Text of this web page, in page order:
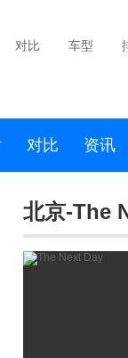
对比 车型
对比 资讯
北京-The